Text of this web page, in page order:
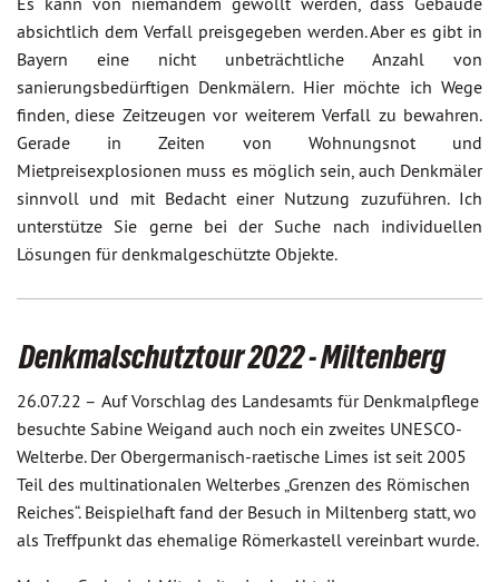
absichtlich dem Verfall preisgegeben werden. Aber es gibt in
Bayern eine nicht unbeträchtliche Anzahl von
sanierungsbedürftigen Denkmälern. Hier möchte ich Wege
finden, diese Zeitzeugen vor weiterem Verfall zu bewahren.
Gerade in Zeiten von Wohnungsnot und
Mietpreisexplosionen muss es möglich sein, auch Denkmäler
sinnvoll und mit Bedacht einer Nutzung zuzuführen. Ich
unterstütze Sie gerne bei der Suche nach individuellen
Lösungen für denkmalgeschützte Objekte.
Denkmalschutztour 2022 - Miltenberg
26.07.22 – Auf Vorschlag des Landesamts für Denkmalpflege
besuchte Sabine Weigand auch noch ein zweites UNESCO-
Welterbe. Der Obergermanisch-raetische Limes ist seit 2005
Teil des multinationalen Welterbes „Grenzen des Römischen
Reiches“. Beispielhaft fand der Besuch in Miltenberg statt, wo
als Treffpunkt das ehemalige Römerkastell vereinbart wurde.